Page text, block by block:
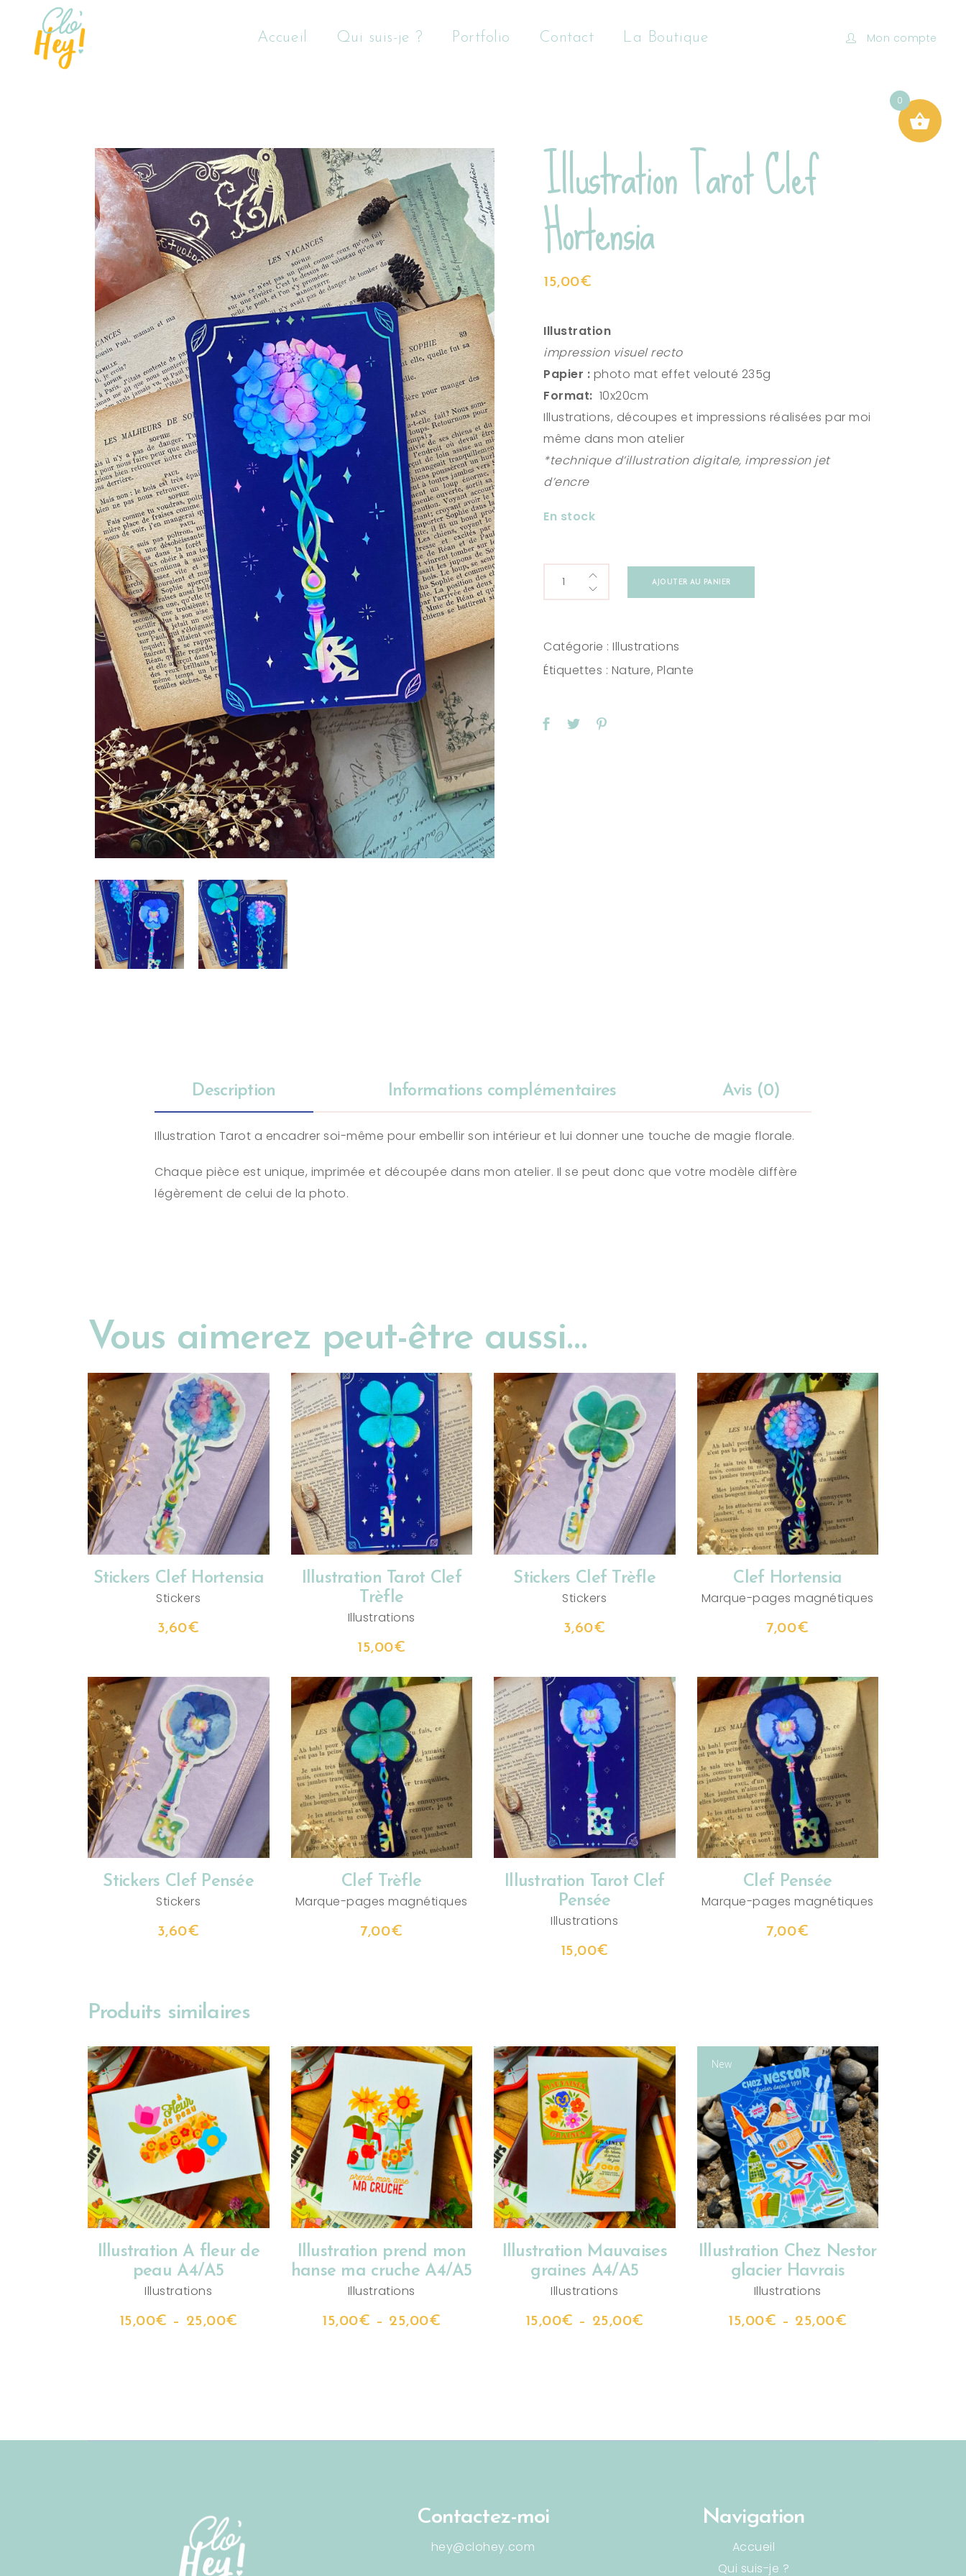
Accueil Qui suis-je ? Portfolio Contact La Boutique Mon compte
Illustration Tarot Clef
Hortensia
15,00€
Illustration
impression visuel recto
Papier : photo mat effet velouté 235g
Format: 10x20cm
Illustrations, découpes et impressions réalisées par moi
même dans mon atelier
*technique d’illustration digitale, impression jet
d’encre
En stock
Illustration
Tarot
Hortensia
quantity
AJOUTER AU PANIER
Catégorie :Illustrations
Étiquettes : Nature, Plante
Description Informations complémentaires Avis (0)
Illustration Tarot a encadrer soi-même pour embellir son intérieur et lui donner une touche de magie florale.
Chaque pièce est unique, imprimée et découpée dans mon atelier. Il se peut donc que votre modèle diffère
légèrement de celui de la photo.
Vous aimerez peut-être aussi…
AJOUTER AU PANIER
Stickers Clef Hortensia
Stickers
3,60€
AJOUTER AU PANIER
Illustration Tarot Clef
Trèfle
Illustrations
15,00€
AJOUTER AU PANIER
Stickers Clef Trèfle
Stickers
3,60€
AJOUTER AU PANIER
Clef Hortensia
Marque-pages magnétiques
7,00€
AJOUTER AU PANIER
Stickers Clef Pensée
Stickers
3,60€
AJOUTER AU PANIER
Clef Trèfle
Marque-pages magnétiques
7,00€
AJOUTER AU PANIER
Illustration Tarot Clef
Pensée
Illustrations
15,00€
AJOUTER AU PANIER
Clef Pensée
Marque-pages magnétiques
7,00€
Produits similaires
CHOIX DES OPTIONS
Illustration A fleur de
peau A4/A5
Illustrations
15,00€ – 25,00€
CHOIX DES OPTIONS
Illustration prend mon
hanse ma cruche A4/A5
Illustrations
15,00€ – 25,00€
CHOIX DES OPTIONS
Illustration Mauvaises
graines A4/A5
Illustrations
15,00€ – 25,00€
New
CHOIX DES OPTIONS
Illustration Chez Nestor
glacier Havrais
Illustrations
15,00€ – 25,00€
Contactez-moi
hey@clohey.com
Navigation
Accueil
Qui suis-je ?
0